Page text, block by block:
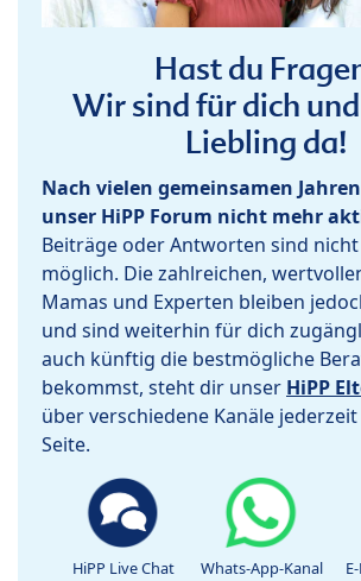
Hast du
Wir sind für dich
Liebling da!
Nach vielen gemeinsamen
unser HiPP Forum nicht mehr
Beiträge oder Antworten sind
möglich. Die zahlreichen,
Mamas und Experten bleiben
und sind weiterhin für dich
auch künftig die bestmögliche
bekommst, steht dir unser HiPP
über verschiedene Kanäle
Seite.
HiPP Live Chat Whats-App-Kanal